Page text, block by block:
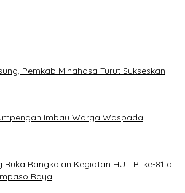
Pemkab Minahasa Turut Sukseskan
Imbau Warga Waspada
Rangkaian Kegiatan HUT RI ke-81 di
Raya